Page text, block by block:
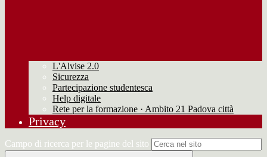
L'Alvise 2.0
Sicurezza
Partecipazione studentesca
Help digitale
Rete per la formazione · Ambito 21 Padova città
Privacy
Campo di ricerca per le pagine del sito